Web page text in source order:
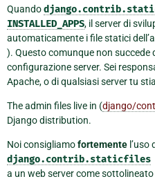
Quando
INSTALLED_APPS, il server di
automaticamente i file statici
). Questo comunque non
configurazione server. Sei
Apache, o di qualsiasi server tu
The admin files live in (django/
Django distribution.
Noi consigliamofortemente l’uso
django.contrib.staticfiles
a un web server come